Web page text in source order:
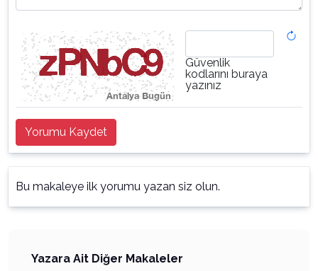
Güvenlik
kodlarını buraya
yazınız
Yorumu Kaydet
Bu makaleye ilk yorumu yazan siz olun.
Yazara Ait Diğer Makaleler